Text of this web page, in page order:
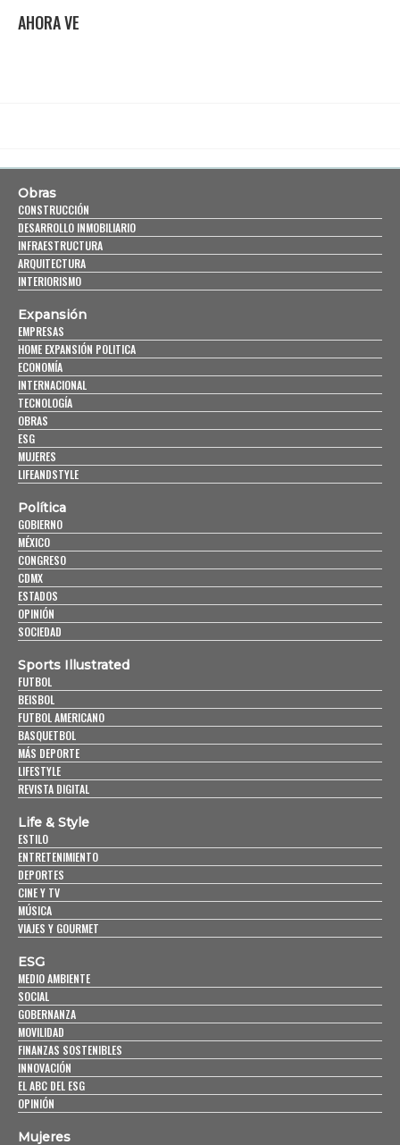
AHORA VE
Obras
CONSTRUCCIÓN
DESARROLLO INMOBILIARIO
INFRAESTRUCTURA
ARQUITECTURA
INTERIORISMO
Expansión
EMPRESAS
HOME EXPANSIÓN POLITICA
ECONOMÍA
INTERNACIONAL
TECNOLOGÍA
OBRAS
ESG
MUJERES
LIFEANDSTYLE
Política
GOBIERNO
MÉXICO
CONGRESO
CDMX
ESTADOS
OPINIÓN
SOCIEDAD
Sports Illustrated
FUTBOL
BEISBOL
FUTBOL AMERICANO
BASQUETBOL
MÁS DEPORTE
LIFESTYLE
REVISTA DIGITAL
Life & Style
ESTILO
ENTRETENIMIENTO
DEPORTES
CINE Y TV
MÚSICA
VIAJES Y GOURMET
ESG
MEDIO AMBIENTE
SOCIAL
GOBERNANZA
MOVILIDAD
FINANZAS SOSTENIBLES
INNOVACIÓN
EL ABC DEL ESG
OPINIÓN
Mujeres